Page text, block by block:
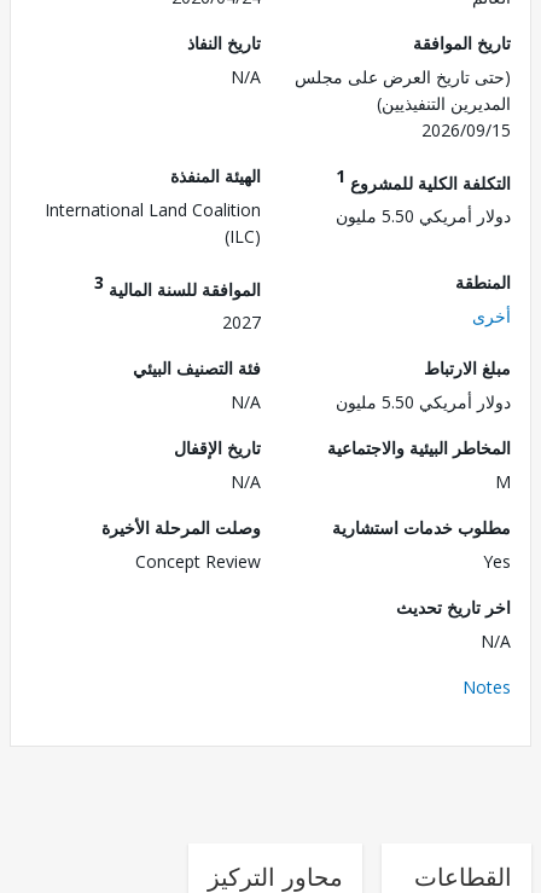
الموافقة
تاريخ العرض على مجلس
التنفيذيين)
2026/
تاريخ النفاذ
N/A
الكلية للمشروع1
5.50 مليون
الهيئة المنفذة
International Land Coalition
الموافقة للسنة المالية3
5.50 مليون
فئة التصنيف البيئي
البيئية والاجتماعية
تاريخ الإقفال
خدمات استشارية
وصلت المرحلة الأخيرة
Concept Review
تحديث
محاور التركيز